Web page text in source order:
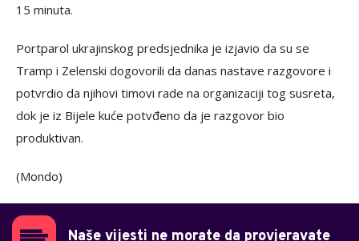
15 minuta.
Portparol ukrajinskog predsjednika je izjavio da su se
Tramp i Zelenski dogovorili da danas nastave razgovore i
potvrdio da njihovi timovi rade na organizaciji tog susreta,
dok je iz Bijele kuće potvđeno da je razgovor bio
produktivan.
(Mondo)
Naše vijesti ne morate da provjeravate